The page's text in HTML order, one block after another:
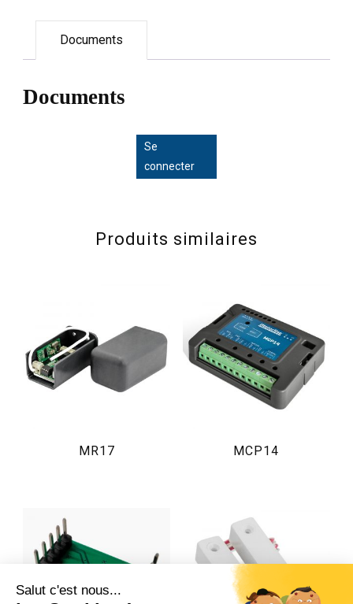
Documents
Documents
Se
connecter
Produits similaires
MR17 MCP14